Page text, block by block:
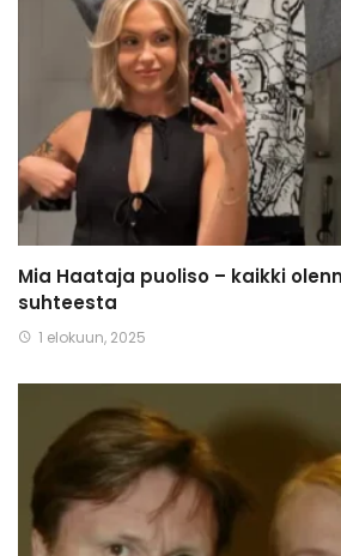
Mia Haataja puoliso – kaikki
suhteesta
1 elokuun, 2025